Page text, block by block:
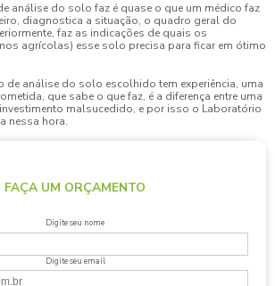
análise do solo faz é quase o que um médico faz
diagnostica a situação, o quadro geral do
faz as indicações de quais os
agrícolas) esse solo precisa para ficar em ótimo
de análise do solo escolhido tem experiência, uma
que sabe o que faz, é a diferença entre uma
malsucedido, e por isso o Laboratório
nessa hora.
FAÇA UM ORÇAMENTO
Digite seu nome
Digite seu email